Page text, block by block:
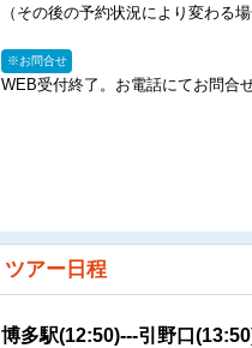
（その後の予約状況により変わる
※お問合せ
WEB受付終了。お電話にてお問合
ツアー日程
博多駅(12:50)---引野口